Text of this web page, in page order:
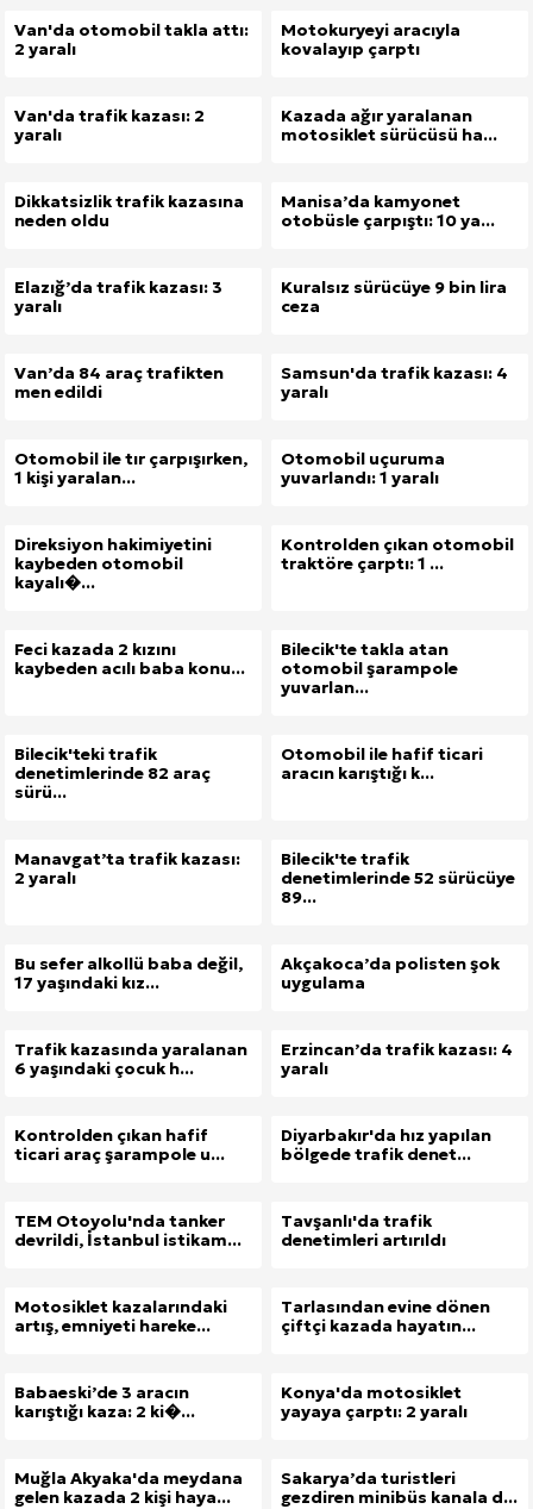
Van'da otomobil takla attı:
2 yaralı
Motokuryeyi aracıyla
kovalayıp çarptı
Van'da trafik kazası: 2
yaralı
Kazada ağır yaralanan
motosiklet sürücüsü ha...
Dikkatsizlik trafik kazasına
neden oldu
Manisa’da kamyonet
otobüsle çarpıştı: 10 ya...
Elazığ’da trafik kazası: 3
yaralı
Kuralsız sürücüye 9 bin lira
ceza
Van’da 84 araç trafikten
men edildi
Samsun'da trafik kazası: 4
yaralı
Otomobil ile tır çarpışırken,
1 kişi yaralan...
Otomobil uçuruma
yuvarlandı: 1 yaralı
Direksiyon hakimiyetini
kaybeden otomobil
kayalı�...
Kontrolden çıkan otomobil
traktöre çarptı: 1 ...
Feci kazada 2 kızını
kaybeden acılı baba konu...
Bilecik'te takla atan
otomobil şarampole
yuvarlan...
Bilecik'teki trafik
denetimlerinde 82 araç
sürü...
Otomobil ile hafif ticari
aracın karıştığı k...
Manavgat’ta trafik kazası:
2 yaralı
Bilecik'te trafik
denetimlerinde 52 sürücüye
89...
Bu sefer alkollü baba değil,
17 yaşındaki kız...
Akçakoca’da polisten şok
uygulama
Trafik kazasında yaralanan
6 yaşındaki çocuk h...
Erzincan’da trafik kazası: 4
yaralı
Kontrolden çıkan hafif
ticari araç şarampole u...
Diyarbakır'da hız yapılan
bölgede trafik denet...
TEM Otoyolu'nda tanker
devrildi, İstanbul istikam...
Tavşanlı'da trafik
denetimleri artırıldı
Motosiklet kazalarındaki
artış, emniyeti hareke...
Tarlasından evine dönen
çiftçi kazada hayatın...
Babaeski’de 3 aracın
karıştığı kaza: 2 ki�...
Konya'da motosiklet
yayaya çarptı: 2 yaralı
Muğla Akyaka'da meydana
gelen kazada 2 kişi haya...
Sakarya’da turistleri
gezdiren minibüs kanala d...